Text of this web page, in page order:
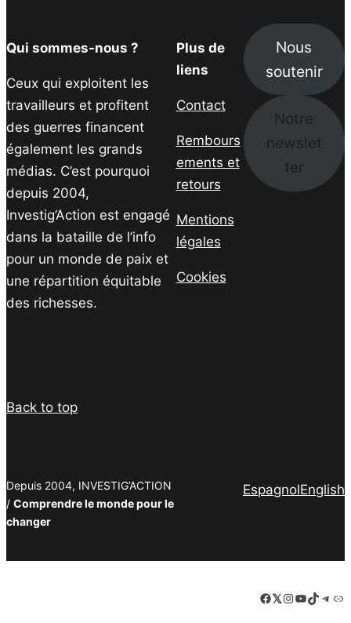
Qui sommes-nous ?
Ceux qui exploitent les
travailleurs et profitent
des guerres financent
également les grands
médias. C’est pourquoi
depuis 2004,
Investig’Action est engagé
dans la bataille de l’info
pour un monde de paix et
une répartition équitable
des richesses.
Plus de
liens
Contact
Rembours
ements et
retours
Mentions
légales
Cookies
Nous
soutenir
Notre
newslet
ter
Back to top
Depuis 2004, INVESTIG’ACTION
/ Comprendre le monde pour le
changer
EspagnolEnglish
Facebook
LinkedIn
Instagram
YouTube
TikTok